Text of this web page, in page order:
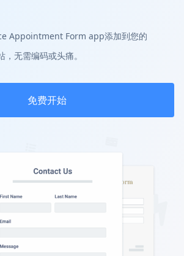
Appointment Form app添加到您的
无需编码或头痛。
免费开始